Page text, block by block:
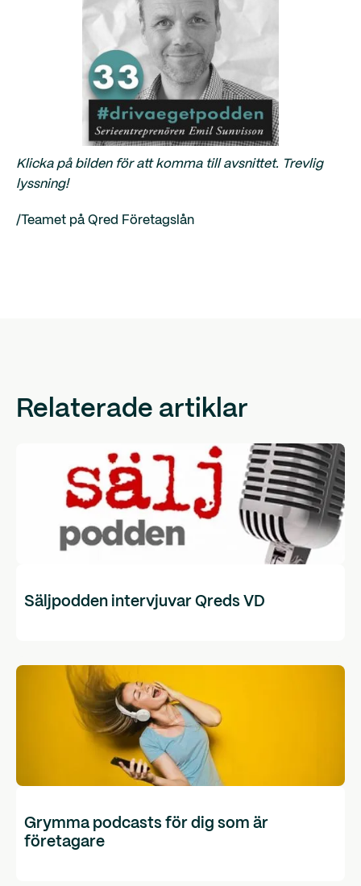
Klicka på bilden för att komma till avsnittet. Trevlig
lyssning!
/Teamet på Qred Företagslån
Relaterade artiklar
Säljpodden intervjuvar Qreds VD
Grymma podcasts för dig som är
företagare